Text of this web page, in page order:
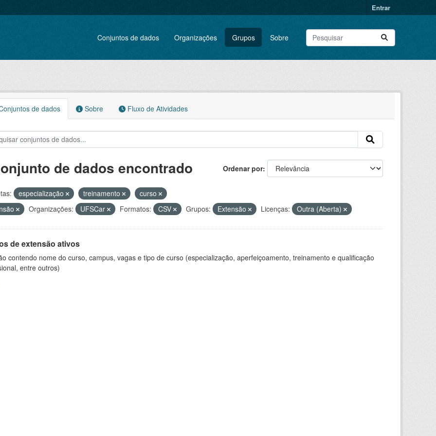
Entrar
Conjuntos de dados Organizações Grupos Sobre
de dados Sobre Fluxo de Atividades
Ordenar por
de dados encontrado
especialização treinamento
curso
Organizações: UFSCar Formatos: CSV Grupos: Extensão Licenças: Outra (Aberta)
de extensão ativos
contendo nome do curso, campus, vagas e tipo de curso (especialização, aperfeiçoamento, treinamento e qualificação
entre outros)